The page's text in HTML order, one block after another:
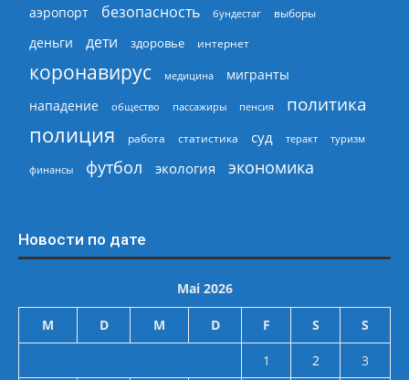
аэропорт безопасность бундестаг выборы
деньги дети здоровье интернет
коронавирус медицина
мигранты
нападение
общество пассажиры пенсия политика
полиция работа статистика суд теракт туризм
финансы футбол экология экономика
Новости по дате
Mai 2026
M D M D F S S
1 2 3